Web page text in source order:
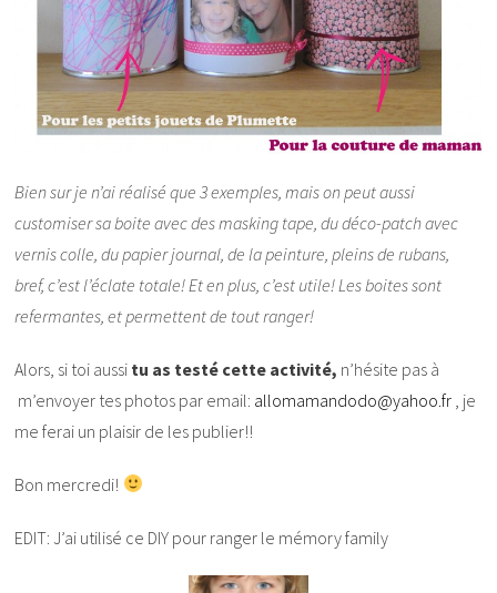
Bien sur je n’ai réalisé que 3 exemples, mais on peut aussi
customiser sa boite avec des masking tape, du déco-patch avec
vernis colle, du papier journal, de la peinture, pleins de rubans,
bref, c’est l’éclate totale! Et en plus, c’est utile! Les boites sont
refermantes, et permettent de tout ranger!
Alors, si toi aussi tu as testé cette activité, n’hésite pas à
m’envoyer tes photos par email: allomamandodo@yahoo.fr , je
me ferai un plaisir de les publier!!
Bon mercredi!
EDIT: J’ai utilisé ce DIY pour ranger le mémory family